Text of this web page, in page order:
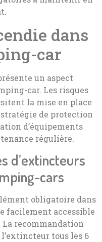
dans
car
un aspect
car. Les risques
la mise en place
stratégie de protection
d’équipements
régulière.
d’extincteurs
cars
obligatoire dans
facilement accessible
recommandation
tous les 6